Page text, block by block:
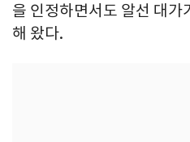
을 인정하면서도 알선 대가
해 왔다.